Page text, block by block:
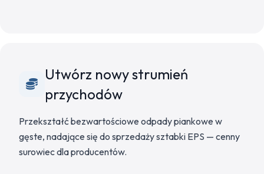
Utwórz nowy strumień
przychodów
Przekształć bezwartościowe odpady piankowe w
gęste, nadające się do sprzedaży sztabki EPS — cenny
surowiec dla producentów.